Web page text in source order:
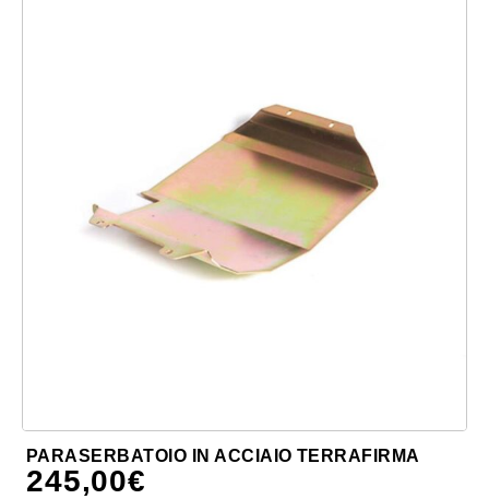
PARASERBATOIO IN ACCIAIO TERRAFIRMA
245,00€